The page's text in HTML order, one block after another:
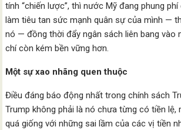
tính “chiến lược”, thì nước Mỹ đang phung
làm tiêu tan sức mạnh quân sự của mình —
nó — đồng thời đẩy ngân sách liên bang vào
chí còn kém bền vững hơn.
Một sự xao nhãng quen thuộc
Điều đáng báo động nhất trong chính sách
Trump không phải là nó chưa từng có tiền lệ,
quá giống với những sai lầm của các vị tiền